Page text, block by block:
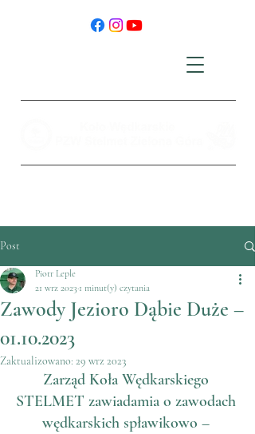
Post
Zawody Jezioro Dąbie Duże –
01.10.2023
Piotr Leple
21 wrz 2023 1 minut(y) czytania
Zaktualizowano: 29 wrz 2023
Zarząd Koła Wędkarskiego
STELMET zawiadamia o zawodach
wędkarskich spławikowo –